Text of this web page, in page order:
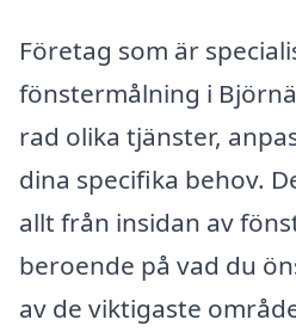
Företag som är
fönstermålning i
rad olika tjänster,
dina specifika behov.
allt från insidan av
beroende på vad du
av de viktigaste